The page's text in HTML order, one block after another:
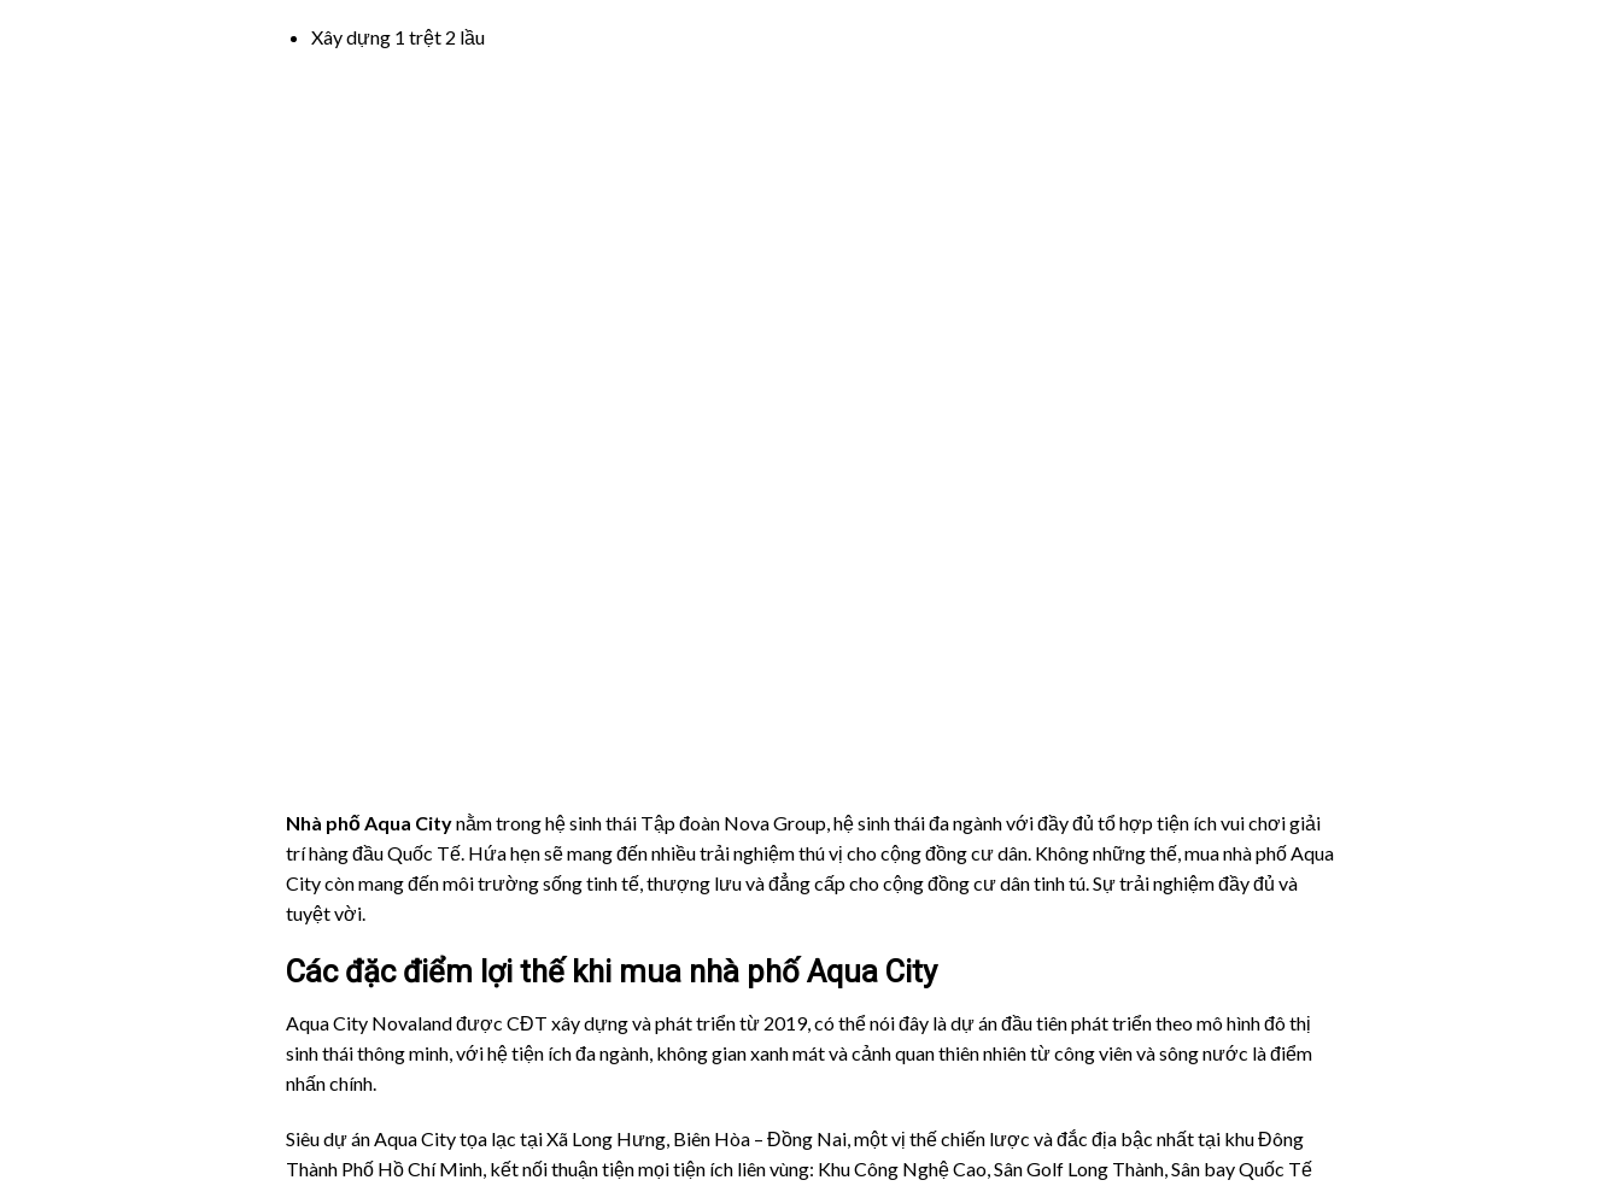
Xây dựng 1 trệt 2 lầu
Nhà phố Aqua Citynằm trong hệ sinh thái Tập đoàn Nova Group, hệ sinh thái đa ngành với đầy đủ tổ hợp tiện ích vui chơi giải
trí hàng đầu Quốc Tế. Hứa hẹn sẽ mang đến nhiều trải nghiệm thú vị cho cộng đồng cư dân. Không những thế, mua nhà phố Aqua
City còn mang đến môi trường sống tinh tế, thượng lưu và đẳng cấp cho cộng đồng cư dân tinh tú. Sự trải nghiệm đầy đủ và
tuyệt vời.
Các đặc điểm lợi thế khi mua nhà phố Aqua City
Aqua City Novaland được CĐT xây dựng và phát triển từ 2019, có thể nói đây là dự án đầu tiên phát triển theo mô hình đô thị
sinh thái thông minh, với hệ tiện ích đa ngành, không gian xanh mát và cảnh quan thiên nhiên từ công viên và sông nước là điểm
nhấn chính.
Siêu dự án Aqua City tọa lạc tại Xã Long Hưng, Biên Hòa – Đồng Nai, một vị thế chiến lược và đắc địa bậc nhất tại khu Đông
Thành Phố Hồ Chí Minh, kết nối thuận tiện mọi tiện ích liên vùng: Khu Công Nghệ Cao, Sân Golf Long Thành, Sân bay Quốc Tế